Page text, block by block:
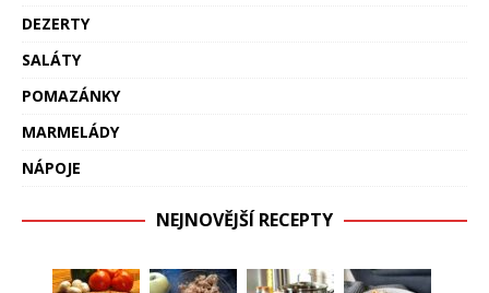
DEZERTY
SALÁTY
POMAZÁNKY
MARMELÁDY
NÁPOJE
NEJNOVĚJŠÍ RECEPTY